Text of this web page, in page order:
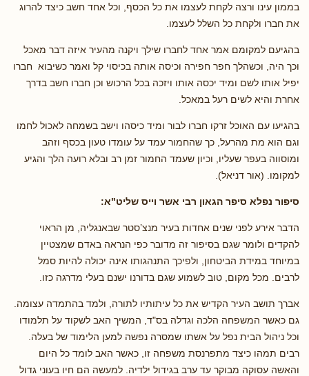
בממון עינו ורצה לקחת לעצמו את כל הכסף, וכל אחד חשב כיצד להרוג
את חברו ולקחת כל השלל לעצמו.
בהגיעם למקומם אמר אחד לחברו שילך ויקנה מהעיר איזה דבר מאכל
וכך היה, וכשהלך חפר חפירה וכיסה אותה בכיסוי קל ואמר כשיבוא חברו
יפיל אותו לשם ומיד יכסה אותו ויזכה בכל הרכוש וכן חברו חשב בדרך
אחרת והיא לשים רעל במאכל.
בהגיעו עם האוכל זרקו חברו לבור ומיד כיסהו וישב בשמחה לאכול לחמו
וגם הוא מת מהרעל, כך שהחמור עמד על עומדו טעון בכסף וזהב
ומוסווה בעפר שעליו, וכיון שעמד החמור זמן רב ובלא רועה הלך והגיע
למקומו. (אור דניאל).
סיפור נפלא סיפר הגאון רבי אשר וייס שליט"א:
הדבר אירע לפני שנים אחדות בעיר מנצ’סטר שבאנגליה, מן הראוי
להקדים ולומר שגם בסיפור זה מדובר כפי הנראה באדם שמצטיין
במיוחד במידת הביטחון, ולפיכך התנהגותו אינה יכולה להיות סמל
לרבים. מכל מקום, טוב לשמוע שגם בדורנו ישנם בעלי מדרגה כזו.
אברך תושב העיר הקדיש את כל עיתותיו לתורה, ולמד בהתמדה עצומה.
גם כאשר המשפחה הלכה וגדלה בס"ד, המשיך האב לשקוד על תלמודו
וכל ניהול הבית נפל על אשתו שמסרה נפשה למען הלימוד של בעלה.
רבים תמהו כיצד מתפרנסת משפחה זו, כאשר האב לומד כל היום
והאשה עסוקה מבוקר עד ערב בגידול ילדיה. למעשה הם חיו בעוני גדול